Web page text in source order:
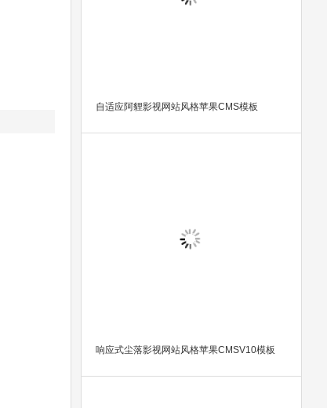
自适应阿貍影视网站风格苹果CMS模板
响应式尘落影视网站风格苹果CMSV10模板